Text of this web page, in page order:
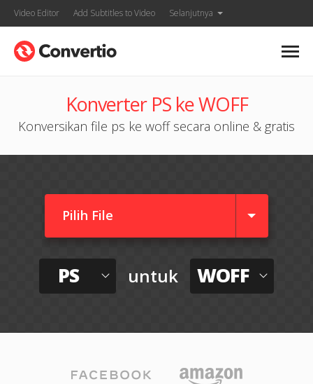
Video Editor Add Subtitles to Video Selanjutnya
Konverter PS ke WOFF
Konversikan file ps ke woff secara online & gratis
Pilih File
PS untuk WOFF